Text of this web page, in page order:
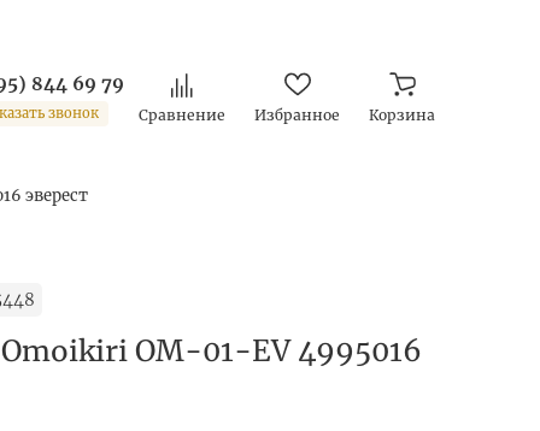
844 69 79
звонок Сравнение Избранное Корзина
эверест
OM-01-EV 4995016